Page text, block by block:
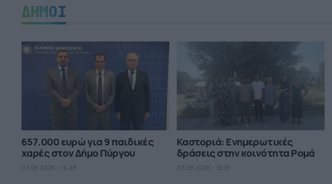
ΔΗΜΟΙ
657.000 ευρώ για 9 παιδικές
χαρές στον Δήμο Πύργου
07.08.2026 - 16.28
Καστοριά: Ενημερωτικές
δράσεις στην κοινότητα Ρομά
07.08.2026 - 16.18